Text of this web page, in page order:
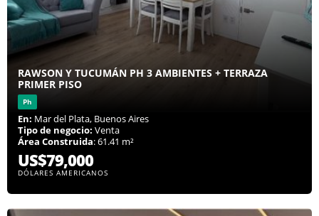
RAWSON Y TUCUMÁN PH 3 AMBIENTES + TERRAZA
PRIMER PISO
Ph
En: Mar del Plata, Buenos Aires
Tipo de negocio: Venta
Área Construida: 61.41 m²
US$79,000
DÓLARES AMERICANOS